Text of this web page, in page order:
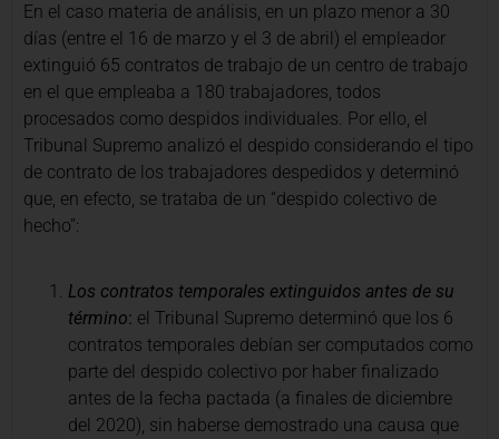
En el caso materia de análisis, en un plazo menor a 30
días (entre el 16 de marzo y el 3 de abril) el empleador
extinguió 65 contratos de trabajo de un centro de trabajo
en el que empleaba a 180 trabajadores, todos
procesados como despidos individuales. Por ello, el
Tribunal Supremo analizó el despido considerando el tipo
de contrato de los trabajadores despedidos y determinó
que, en efecto, se trataba de un “despido colectivo de
hecho”:
Los contratos temporales extinguidos antes de su
término: el Tribunal Supremo determinó que los 6
contratos temporales debían ser computados como
parte del despido colectivo por haber finalizado
antes de la fecha pactada (a finales de diciembre
del 2020), sin haberse demostrado una causa que